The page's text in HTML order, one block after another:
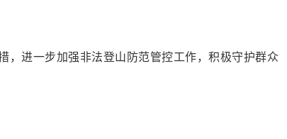
，进一步加强非法登山防范管控工作，积极守护群众